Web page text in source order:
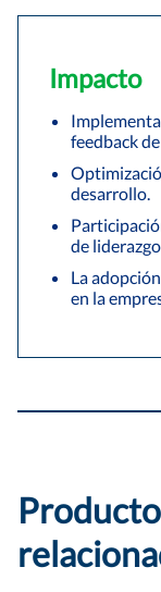
Impacto
feedback de
desarrollo.
de
La
en la